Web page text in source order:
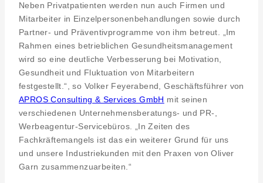
Neben Privatpatienten werden nun auch Firmen und
Mitarbeiter in Einzelpersonenbehandlungen sowie durch
Partner- und Präventivprogramme von ihm betreut. „Im
Rahmen eines betrieblichen Gesundheitsmanagement
wird so eine deutliche Verbesserung bei Motivation,
Gesundheit und Fluktuation von Mitarbeitern
festgestellt.“, so Volker Feyerabend, Geschäftsführer von
APROS Consulting & Services GmbH mit seinen
verschiedenen Unternehmensberatungs- und PR-,
Werbeagentur-Servicebüros. „In Zeiten des
Fachkräftemangels ist das ein weiterer Grund für uns
und unsere Industriekunden mit den Praxen von Oliver
Garn zusammenzuarbeiten.“